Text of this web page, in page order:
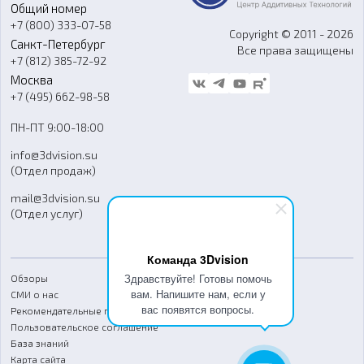
Команда 3Dvision
Здравствуйте! Готовы помочь
вам. Напишите нам, если у
вас появятся вопросы.
Программное обеспечение
Ремонт и услуги
О компании
Контакты
Гос. закупки
Стать дилером
Блог
FAQ
Общий номер
+7 (800) 333-07-58
Санкт-Петербург
+7 (812) 385-72-92
Москва
+7 (495) 662-98-58
ПН-ПТ 9:00-18:00
info@3dvision.su
(Отдел продаж)
mail@3dvision.su
(Отдел услуг)
Copyright © 2011 - 2026
Все права защищены
Обзоры
СМИ о нас
Рекомендательные письма
Пользовательское соглашение
База знаний
Карта сайта